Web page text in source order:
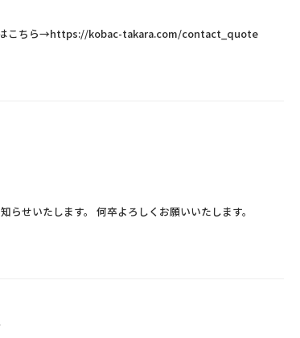
はこちら→https://kobac-takara.com/contact_quote
らせいたします。 何卒よろしくお願いいたします。